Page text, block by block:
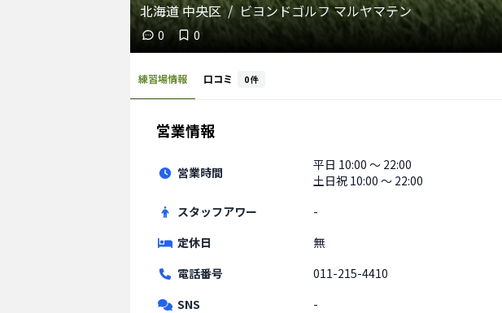
北海道 中央区 / ビヨンドゴルフ マルヤマテン
0 0
練習場情報 口コミ 0件
営業情報
営業時間 平日 10:00 〜 22:00
土日祝 10:00 〜 22:00
スタッフアワー
-
定休日
無
電話番号
011-215-4410
SNS
-